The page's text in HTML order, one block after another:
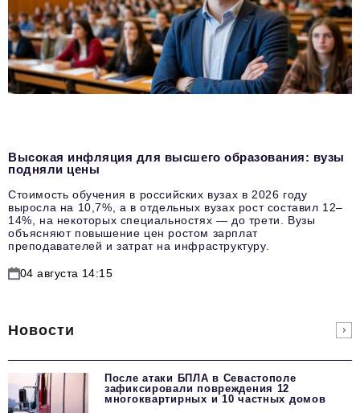
Высокая инфляция для высшего образования: вузы
подняли цены
Стоимость обучения в российских вузах в 2026 году
выросла на 10,7%, а в отдельных вузах рост составил 12–
14%, на некоторых специальностях — до трети. Вузы
объясняют повышение цен ростом зарплат
преподавателей и затрат на инфраструктуру.
04 августа 14:15
Новости
После атаки БПЛА в Севастополе
зафиксировали повреждения 12
многоквартирных и 10 частных домов